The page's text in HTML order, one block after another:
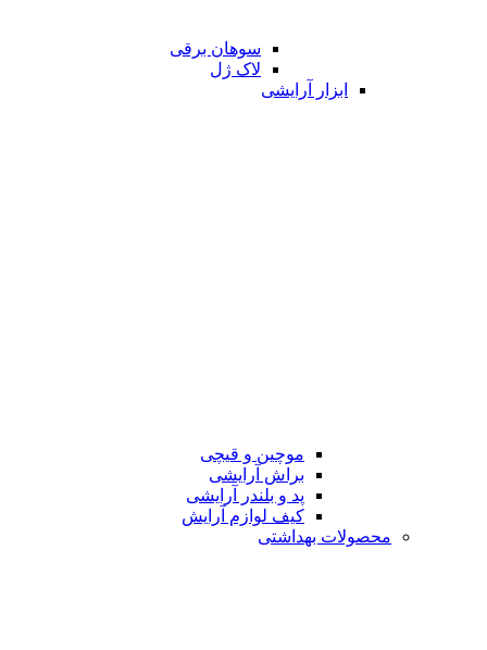
سوهان برقی
لاک ژل
ابزار آرایشی
موچین و قیچی
براش آرایشی
پد و بلندر آرایشی
کیف لوازم آرایش
محصولات بهداشتی